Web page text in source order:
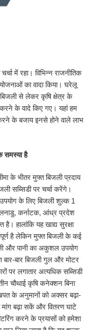
में रहा। विभिन्न राजनीतिक
का वादा किया। घरेलू
से लेकर कृषि क्षेत्र के
के वादे किए गए। यहां हम
करने के बजाय इनसे होने वाले लाभ
समस्या है
के भीतर मुफ्त बिजली प्रदाय
सब्सिडी पर चर्चा करेंगे।
के लिए बिजली शुल्क 1
कर्नाटक, आंध्र प्रदेश
हालांकि यह खाद्य सुरक्षा
है लेकिन मुफ्त बिजली के कई
और पानी का अकुशल उपयोग
बार-बार बिजली गुल और मोटर
पर लगातार अत्यधिक सब्सिडी
चौथाई कृषि कनेक्शन बिना
के अनुमानों को अक्सर बढ़ा-
मांग बढ़ा सकें और वितरण घाटे
करने के प्रयासों को हमेशा